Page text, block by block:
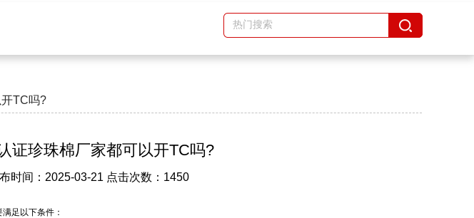
TC吗?
证珍珠棉厂家都可以开TC吗?
时间：2025-03-21 点击次数：1450
足以下条件：